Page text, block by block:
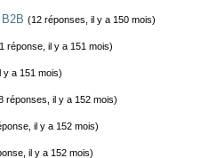
(12 réponses, il y a 150 mois)
réponse, il y a 151 mois)
y a 151 mois)
réponses, il y a 152 mois)
il y a 152 mois)
il y a 152 mois)